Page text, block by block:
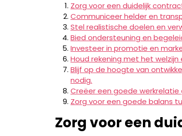
Zorg voor een duidelijk
Communiceer helder en
Stel realistische doelen en
Bied ondersteuning en
Investeer in promotie en
Houd rekening met het
Blijf op de hoogte van
nodig.
Creëer een goede
Zorg voor een goede balans
Zorg voor een